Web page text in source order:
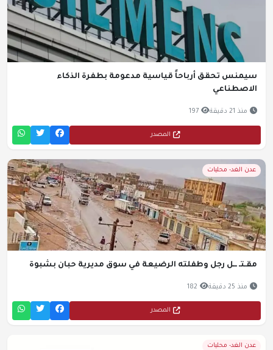
سيمنس تحقق أرباحاً قياسية مدعومة بطفرة الذكاء
الاصطناعي
منذ 21 دقيقة 197
المصدر
عدن الغد- محليات
مقـتـ ــل رجل وطفلته الرضيعة في سوق مديرية حبان بشبوة
منذ 25 دقيقة 182
المصدر
عدن الغد- محليات